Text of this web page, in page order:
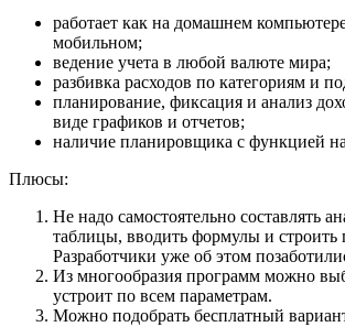
работает как на домашнем
мобильном;
ведение учета в любой валюте мира;
разбивка расходов по категориям и
планирование, фиксация и анализ
виде графиков и отчетов;
наличие планировщика с функцией
Плюсы:
Не надо самостоятельно составлять
таблицы, вводить формулы и строить
Разработчики уже об этом
Из многообразия программ можно
устроит по всем параметрам.
Можно подобрать бесплатный